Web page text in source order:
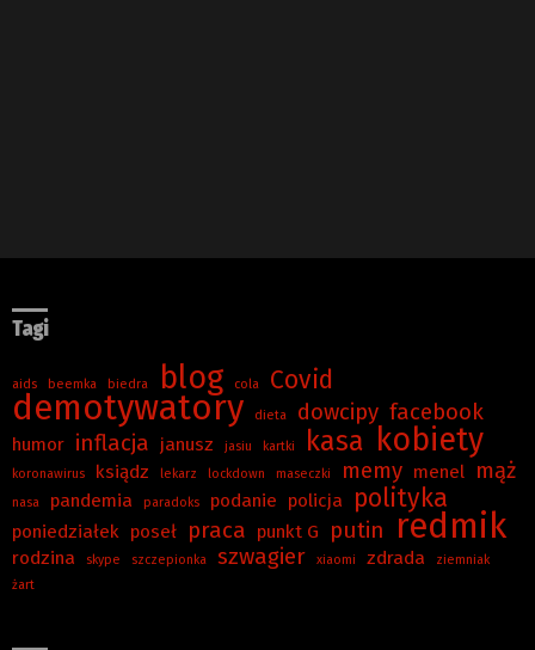
Tagi
aids beemka biedra blog cola Covid
demotywatory dieta dowcipy facebook
humor inflacja janusz jasiu kartki kasa kobiety
koronawirus ksiądz lekarz lockdown maseczki memy menel mąż
nasa pandemia paradoks podanie policja polityka
poniedziałek poseł praca punkt G putin redmik
rodzina skype szczepionka szwagier xiaomi zdrada
ziemniak
żart